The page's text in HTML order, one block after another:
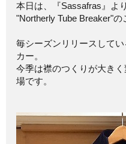
本日は、『Sassafras』より
"Northerly Tube Breaker"の
毎シーズンリリースして
カー。
今季は襟のつくりが大き
場です。